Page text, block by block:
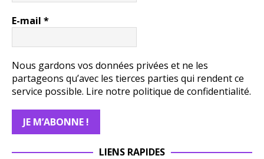
E-mail *
Nous gardons vos données privées et ne les
partageons qu’avec les tierces parties qui rendent ce
service possible. Lire notre politique de confidentialité.
LIENS RAPIDES